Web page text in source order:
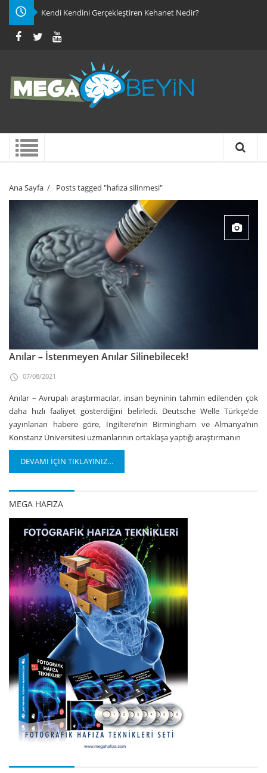
Kendi Kendini Gerçekleştiren Kehanet Nedir?
Ana Sayfa / Posts tagged "hafıza silinmesi"
Anılar – İstenmeyen Anılar Silinebilecek!
07/08/2021
Anılar – Avrupalı araştırmacılar, insan beyninin tahmin edilenden çok
daha hızlı faaliyet gösterdiğini belirledi. Deutsche Welle Türkçe’de
yayınlanan habere göre, İngiltere’nin Birmingham ve Almanya’nın
Konstanz Üniversitesi uzmanlarının ortaklaşa yaptığı araştırmanın
DEVAMI İÇİN TIKLAYINIZ…
MEGA HAFIZA